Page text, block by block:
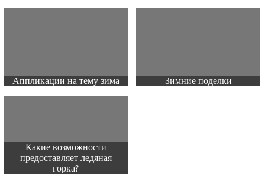
Аппликации на тему зима Зимние поделки
Какие возможности
предоставляет ледяная
горка?